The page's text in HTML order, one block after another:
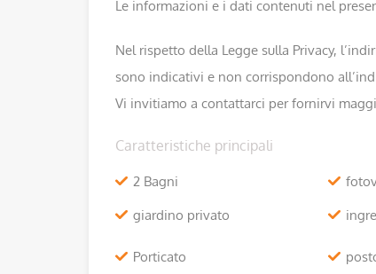
Le informazioni e i dati contenuti nel
Nel rispetto della Legge sulla Privacy,
sono indicativi e non corrispondono
Vi invitiamo a contattarci per fornirvi
Caratteristiche principali
2 Bagni
giardino privato
Porticato